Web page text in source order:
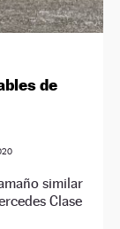
de
similar
Clase